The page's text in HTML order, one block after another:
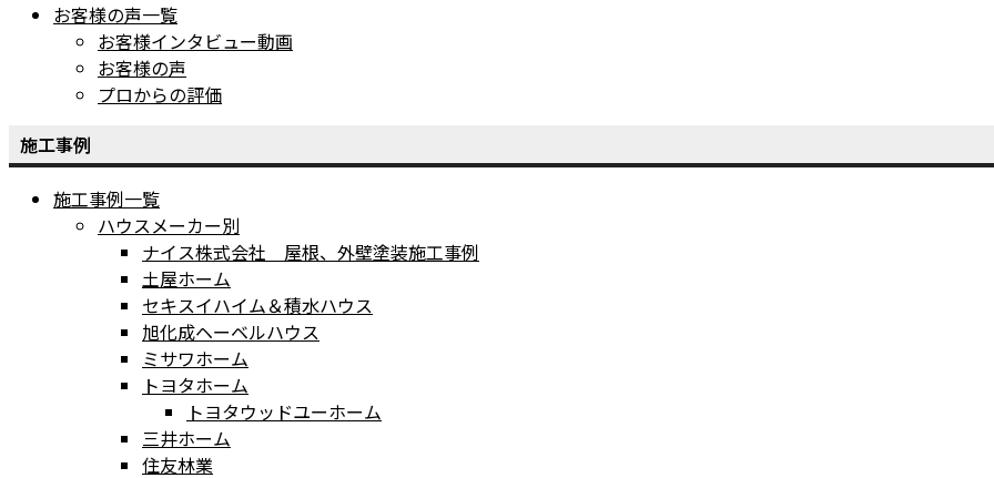
お客様の声一覧
お客様インタビュー動画
お客様の声
プロからの評価
施工事例
施工事例一覧
ハウスメーカー別
ナイス株式会社 屋根、外壁塗装施工事例
土屋ホーム
セキスイハイム＆積水ハウス
旭化成ヘーベルハウス
ミサワホーム
トヨタホーム
トヨタウッドユーホーム
三井ホーム
住友林業